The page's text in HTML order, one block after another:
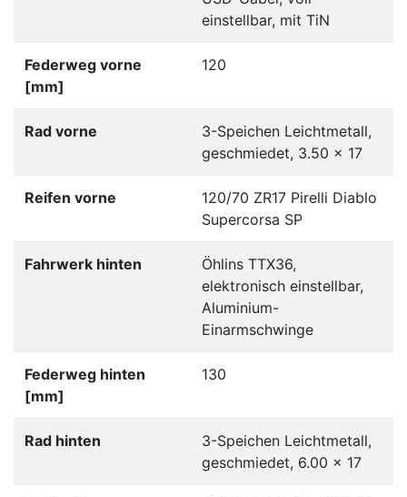
einstellbar, mit TiN
Federweg vorne
[mm]
120
Rad vorne
3-Speichen Leichtmetall,
geschmiedet, 3.50 x 17
Reifen vorne
120/70 ZR17 Pirelli Diablo
Supercorsa SP
Fahrwerk hinten
Öhlins TTX36,
elektronisch einstellbar,
Aluminium-
Einarmschwinge
Federweg hinten
[mm]
130
Rad hinten
3-Speichen Leichtmetall,
geschmiedet, 6.00 x 17